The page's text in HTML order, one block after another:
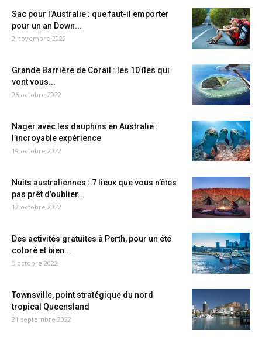
Sac pour l’Australie : que faut-il emporter
pour un an Down...
2 novembre 2022
Grande Barrière de Corail : les 10 îles qui
vont vous...
26 octobre 2022
Nager avec les dauphins en Australie :
l’incroyable expérience
19 octobre 2022
Nuits australiennes : 7 lieux que vous n’êtes
pas prêt d’oublier...
12 octobre 2022
Des activités gratuites à Perth, pour un été
coloré et bien...
5 octobre 2022
Townsville, point stratégique du nord
tropical Queensland
21 septembre 2022